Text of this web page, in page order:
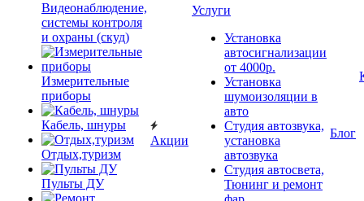
Видеонаблюдение,
системы контроля
и охраны (скуд)
Измерительные
приборы
Кабель, шнуры
Отдых,туризм
Пульты ДУ
Акции
Услуги
Установка
автосигнализации
от 4000р.
Установка
шумоизоляции в
авто
Студия автозвука,
установка
автозвука
Студия автосвета,
Тюнинг и ремонт
Блог